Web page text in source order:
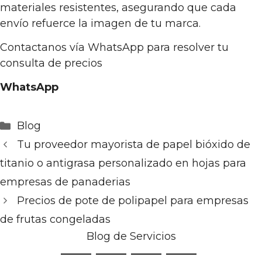
materiales resistentes, asegurando que cada
envío refuerce la imagen de tu marca.
Contactanos vía WhatsApp para resolver tu
consulta de precios
WhatsApp
Categorías
Blog
Tu proveedor mayorista de papel bióxido de
titanio o antigrasa personalizado en hojas para
empresas de panaderias
Precios de pote de polipapel para empresas
de frutas congeladas
Blog de Servicios